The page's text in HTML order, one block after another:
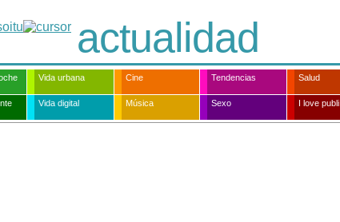
actualidad
Vida urbana Cine Tendencias Salud
Vida digital Música Sexo I love publi